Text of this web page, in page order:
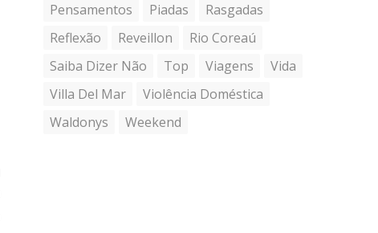
Pensamentos
Piadas
Rasgadas
Reflexão
Reveillon
Rio Coreaú
Saiba Dizer Não
Top Viagens
Vida
Villa Del Mar
Violência Doméstica
Waldonys
Weekend